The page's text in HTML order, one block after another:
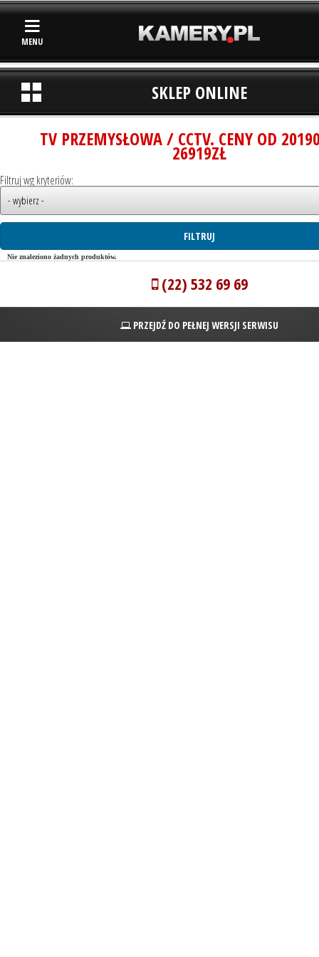
MENU
SKLEP ONLINE
TV PRZEMYSŁOWA / CCTV. CENY OD
26919ZŁ
Filtruj wg kryteriów:
Nie znaleziono żadnych produktów.
(22) 532 69 69
PRZEJDŹ DO PEŁNEJ WERSJI SERWISU